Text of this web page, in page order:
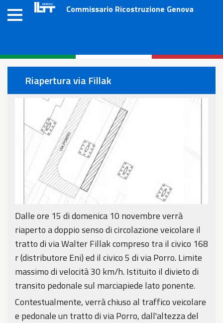
Salta
Commissario Ricostruzione Genova
Riapertura via Fillak
Dalle ore 15 di domenica 10 novembre verrà
riaperto a doppio senso di circolazione veicolare il
tratto di via Walter Fillak compreso tra il civico 168
r (distributore Eni) ed il civico 5 di via Porro. Limite
massimo di velocità 30 km/h. Istituito il divieto di
transito pedonale sul marciapiede lato ponente.
Contestualmente, verrà chiuso al traffico veicolare
e pedonale un tratto di via Porro, dall'altezza del